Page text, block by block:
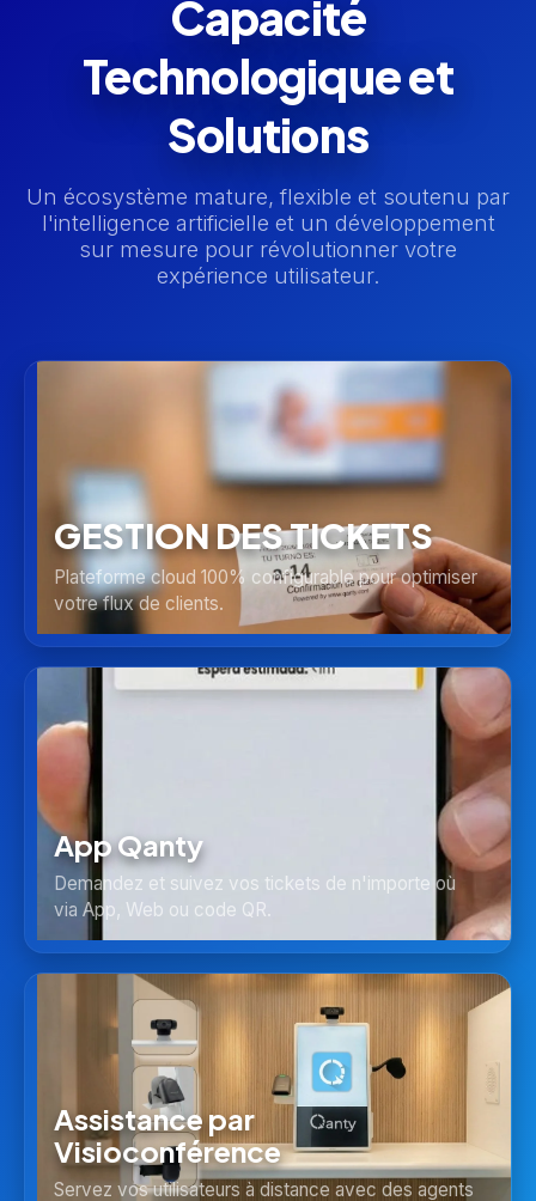
Capacité
Technologique et
Solutions
Un écosystème mature, flexible et soutenu par
l'intelligence artificielle et un développement
sur mesure pour révolutionner votre
expérience utilisateur.
GESTION DES TICKETS
Plateforme cloud 100% configurable pour optimiser
votre flux de clients.
App Qanty
Demandez et suivez vos tickets de n'importe où
via App, Web ou code QR.
Assistance par
Visioconférence
Servez vos utilisateurs à distance avec des agents